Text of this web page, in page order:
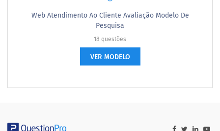
Web Atendimento Ao Cliente Avaliação Modelo De
Pesquisa
18 questões
VER MODELO